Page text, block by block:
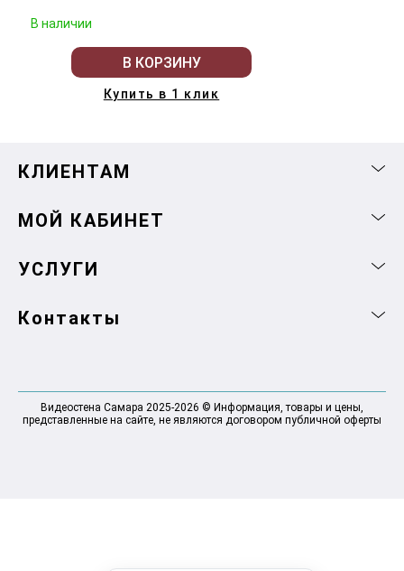
В наличии
В КОРЗИНУ
Купить в 1 клик
КЛИЕНТАМ
МОЙ КАБИНЕТ
УСЛУГИ
Контакты
Видеостена Самара 2025-2026 © Информация, товары и цены,
представленные на сайте, не являются договором публичной оферты